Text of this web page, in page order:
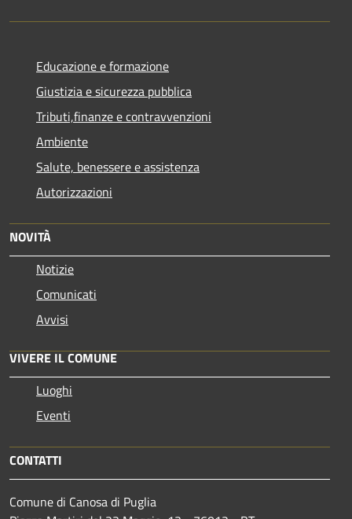
Educazione e formazione
Giustizia e sicurezza pubblica
Tributi,finanze e contravvenzioni
Ambiente
Salute, benessere e assistenza
Autorizzazioni
NOVITÀ
Notizie
Comunicati
Avvisi
VIVERE IL COMUNE
Luoghi
Eventi
CONTATTI
Comune di Canosa di Puglia